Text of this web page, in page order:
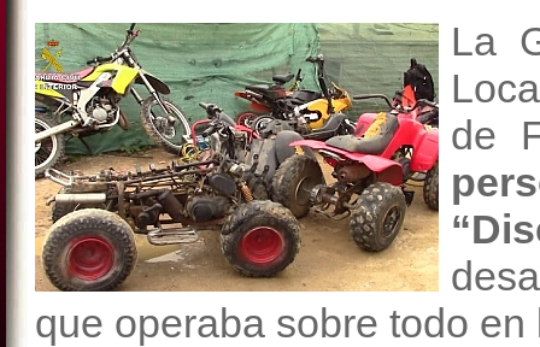
La
de
que operaba sobre todo